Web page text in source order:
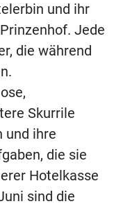
und ihr
Jede
die während
Skurrile
und ihre
die sie
Hotelkasse
sind die